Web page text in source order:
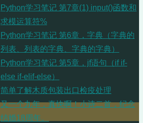
Python学习笔记 第7章(1) input()函数和
求模运算符%
Python学习笔记 第6章，字典（字典的
列表、列表的字典、字典的字典）
Python学习笔记 第5章，jf语句（if if-
else if-elif-else）
简单了解木质包装出口检疫处理
又一个九年，真快啊！小诗二首，纪念
结婚18周年。